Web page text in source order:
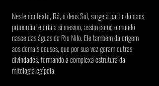
Neste contexto, Rá, o deus Sol, surge a partir do caos
primordial e cria a si mesmo, assim como o mundo
nasce das águas do Rio Nilo. Ele também dá origem
aos demais deuses, que por sua vez geram outras
divindades, formando a complexa estrutura da
mitologia egípcia.